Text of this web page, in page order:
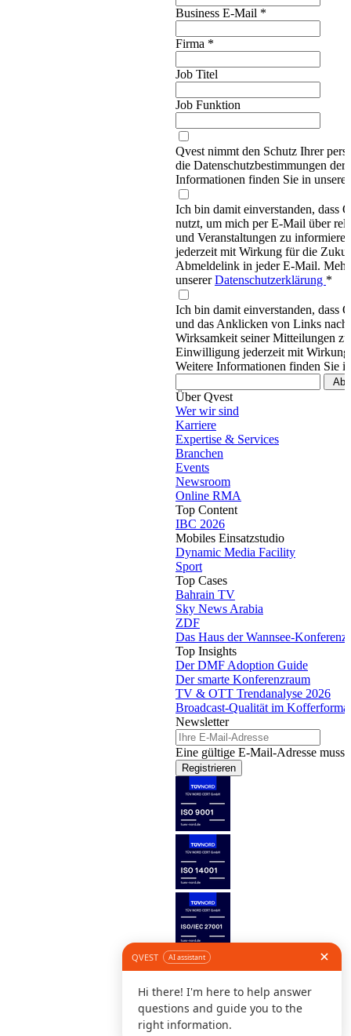
Business E-Mail *
Firma *
Job Titel
Job Funktion
Qvest nimmt den Schutz Ihrer
die Datenschutzbestimmungen
Informationen finden Sie in
Ich bin damit einverstanden, dass
nutzt, um mich per E-Mail über
und Veranstaltungen zu
jederzeit mit Wirkung für die
Abmeldelink in jeder E-Mail.
unsererDatenschutzerklärung *
Ich bin damit einverstanden, dass
und das Anklicken von Links
Wirksamkeit seiner Mitteilungen
Einwilligung jederzeit mit
Weitere Informationen finden Sie
Über Qvest
Wer wir sind
Karriere
Expertise & Services
Branchen
Events
Newsroom
Online RMA
Top Content
IBC 2026
Mobiles Einsatzstudio
Dynamic Media Facility
Sport
Top Cases
Bahrain TV
Sky News Arabia
ZDF
Das Haus der Wannsee-Konferenz
Top Insights
Der DMF Adoption Guide
Der smarte Konferenzraum
TV & OTT Trendanalyse 2026
Broadcast-Qualität im Kofferformat
Newsletter
Eine gültige E-Mail-Adresse muss
Registrieren
Folge uns